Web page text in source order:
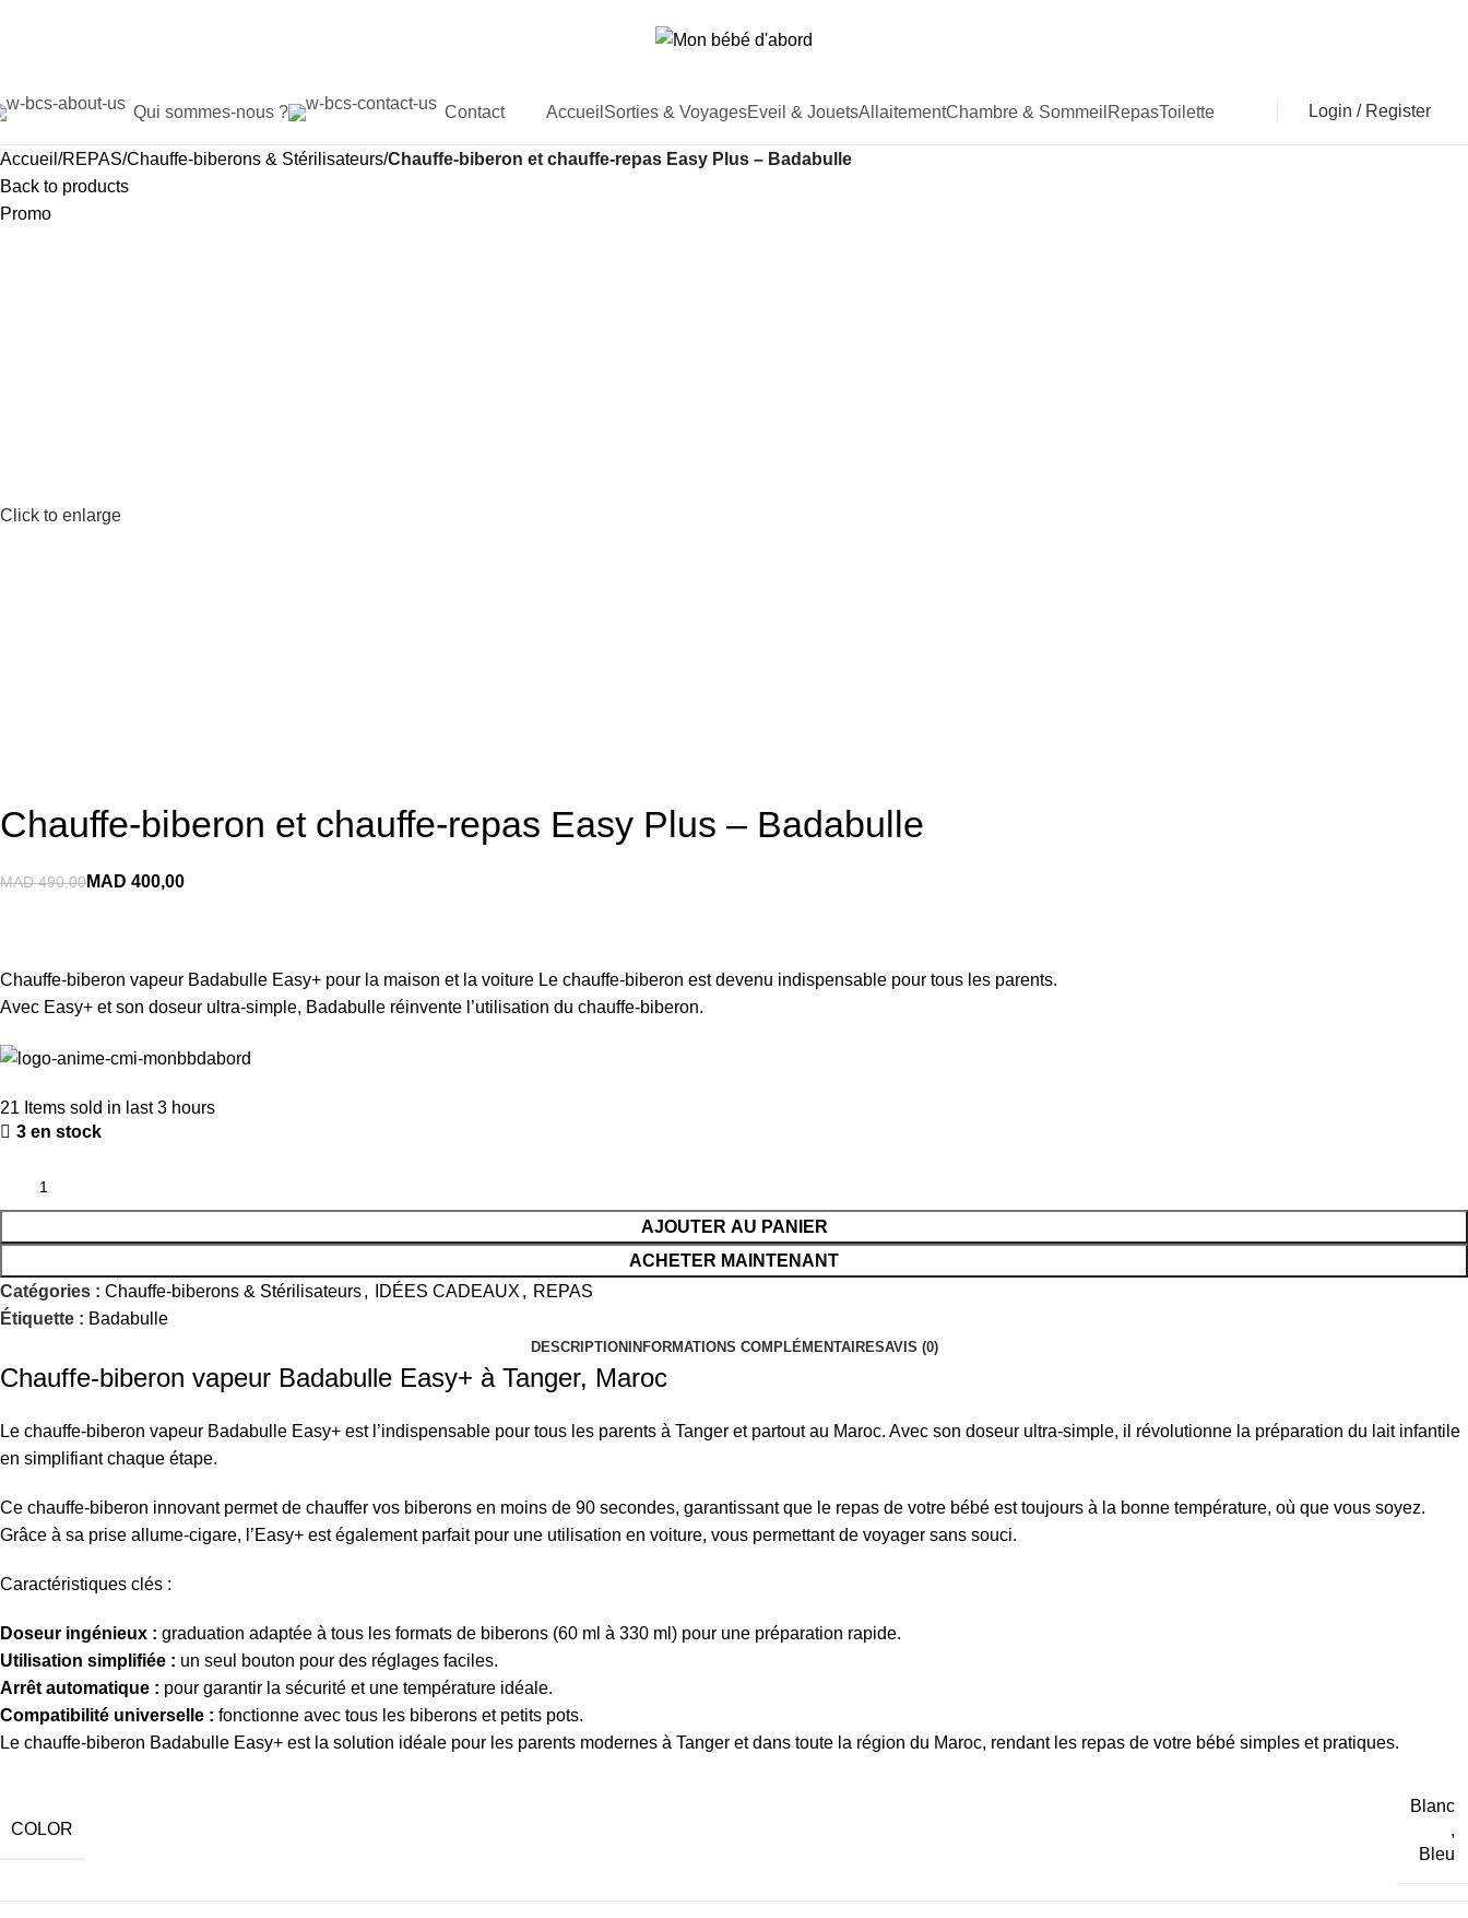
Qui sommes-nous ? Contact Accueil Sorties & VoyagesEveil & JouetsAllaitementChambre & Sommeil RepasToilette Login / Register
Accueil REPAS Chauffe-biberons & Stérilisateurs Chauffe-biberon et chauffe-repas Easy Plus – Badabulle
Back to products
Promo
Click to enlarge
Chauffe-biberon et chauffe-repas Easy Plus – Badabulle
MAD490,00MAD 400,00
Chauffe-biberon vapeur Badabulle Easy+ pour la maison et la voiture Le chauffe-biberon est devenu indispensable pour tous les parents.
Avec Easy+ et son doseur ultra-simple, Badabulle réinvente l’utilisation du chauffe-biberon.
21 Items sold in last 3 hours
3 en stock
AJOUTER AU PANIER
ACHETER MAINTENANT
Catégories : Chauffe-biberons & Stérilisateurs, IDÉES CADEAUX , REPAS
Étiquette : Badabulle
DESCRIPTIONINFORMATIONS COMPLÉMENTAIRESAVIS (0)
Chauffe-biberon vapeur Badabulle Easy+ à Tanger, Maroc
Le chauffe-biberon vapeur Badabulle Easy+ est l’indispensable pour tous les parents à Tanger et partout au Maroc. Avec son doseur ultra-simple, il révolutionne la préparation du lait infantile
en simplifiant chaque étape.
Ce chauffe-biberon innovant permet de chauffer vos biberons en moins de 90 secondes, garantissant que le repas de votre bébé est toujours à la bonne température, où que vous soyez.
Grâce à sa prise allume-cigare, l’Easy+ est également parfait pour une utilisation en voiture, vous permettant de voyager sans souci.
Caractéristiques clés :
Doseur ingénieux : graduation adaptée à tous les formats de biberons (60 ml à 330 ml) pour une préparation rapide.
Utilisation simplifiée : un seul bouton pour des réglages faciles.
Arrêt automatique : pour garantir la sécurité et une température idéale.
Compatibilité universelle : fonctionne avec tous les biberons et petits pots.
Le chauffe-biberon Badabulle Easy+ est la solution idéale pour les parents modernes à Tanger et dans toute la région du Maroc, rendant les repas de votre bébé simples et pratiques.
COLOR
Blanc
,
Bleu